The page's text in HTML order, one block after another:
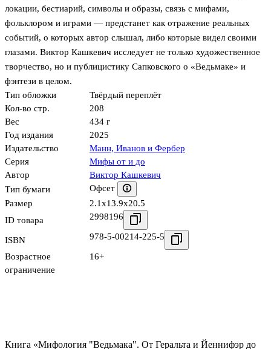
локации, бестиарий, символы и образы, связь с мифами,
фольклором и играми — предстанет как отражение реальных
событий, о которых автор слышал, либо которые видел своими
глазами. Виктор Кашкевич исследует не только художественное
творчество, но и публицистику Сапковского о «Ведьмаке» и
фэнтези в целом.
Тип обложки
Твёрдый переплёт
Кол-во стр.
208
Вес
434 г
Год издания
2025
Издательство
Манн, Иванов и Фербер
Серия
Мифы от и до
Автор
Виктор Кашкевич
Тип бумаги
Офсет
Размер
2.1x13.9x20.5
ID товара
2998196
ISBN 978-5-00214-225-5
Возрастное
ограничение
16+
Книга «Мифология "Ведьмака". От Геральта и Йеннифэр до